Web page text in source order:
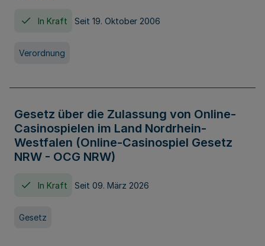
In Kraft Seit 19. Oktober 2006
Verordnung
Gesetz über die Zulassung von Online-
Casinospielen im Land Nordrhein-
Westfalen (Online-Casinospiel Gesetz
NRW - OCG NRW)
In Kraft Seit 09. März 2026
Gesetz